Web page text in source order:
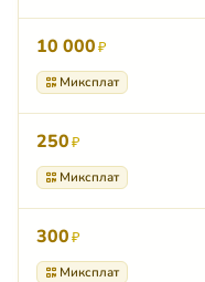
10 000₽
Миксплат
250₽
Миксплат
300₽
Миксплат